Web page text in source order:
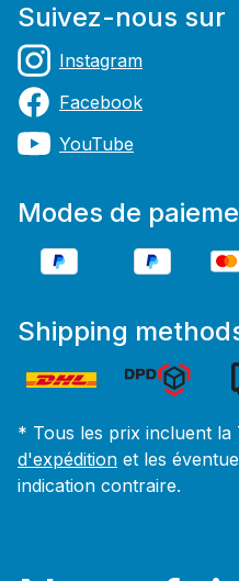
Suivez-nous sur
Instagram
Facebook
YouTube
Modes de
Shipping
* Tous les prix incluent la
d'expédition et les
indication contraire.